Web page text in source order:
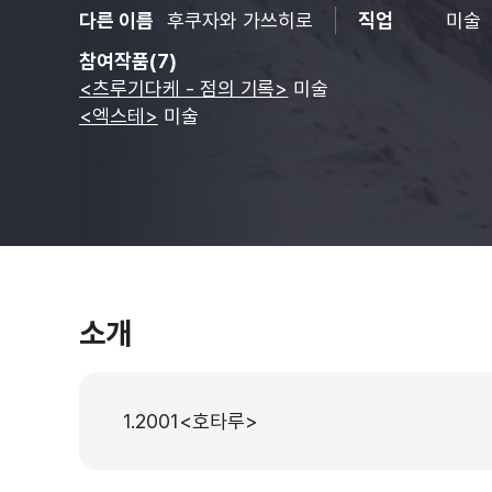
다른 이름 후쿠자와 가쓰히로 직업
미술
참여작품(7)
<츠루기다케 - 점의 기록> 미술
<엑스테> 미술
소개
1.2001<호타루>